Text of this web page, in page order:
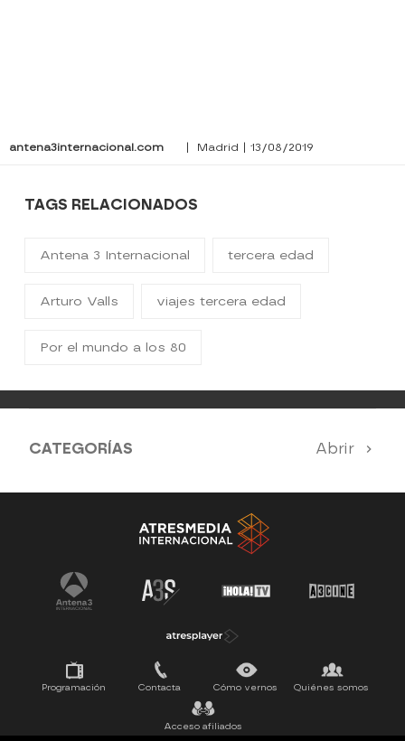
antena3internacional.com | Madrid | 13/08/2019
TAGS RELACIONADOS
Antena 3 Internacional tercera edad
Arturo Valls viajes tercera edad
Por el mundo a los 80
CATEGORÍAS Abrir
Antena 3 Noticias El Hormiguero
Tu cara me suena Pasapalabra
Programación Contacta Cómo vernos Quiénes somos
Acceso afiliados